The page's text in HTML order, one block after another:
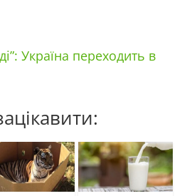
Україна переходить в